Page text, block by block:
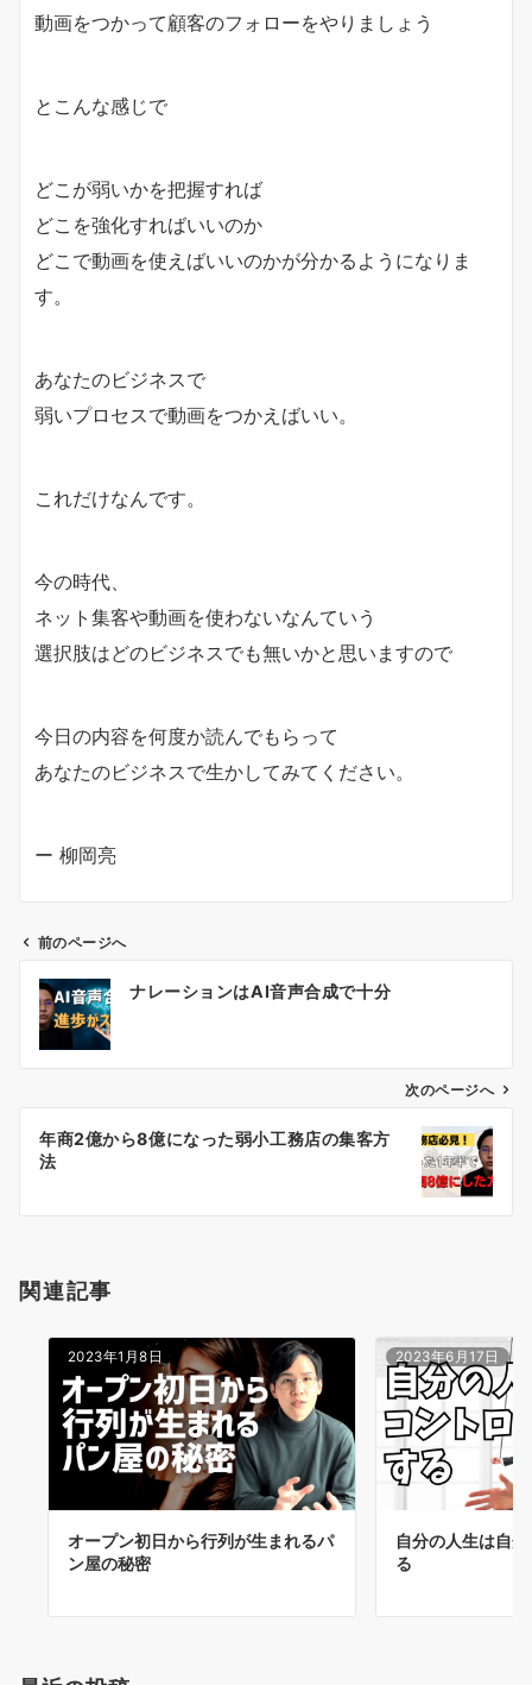
動画をつかって顧客のフォローをやりましょう
とこんな感じで
どこが弱いかを把握すれば
どこを強化すればいいのか
どこで動画を使えばいいのかが分かるようになりま
す。
あなたのビジネスで
弱いプロセスで動画をつかえばいい。
これだけなんです。
今の時代、
ネット集客や動画を使わないなんていう
選択肢はどのビジネスでも無いかと思いますので
今日の内容を何度か読んでもらって
あなたのビジネスで生かしてみてください。
ー 柳岡亮
ン
前のページへ
ナレーションはAI音声合成で十分
次のページへ
年商2億から8億になった弱小工務店の集客方
法
関連記事
2023年1月8日
オープン初日から行列が生まれるパ
ン屋の秘密
2023年6月17日
自分の人生は自
る